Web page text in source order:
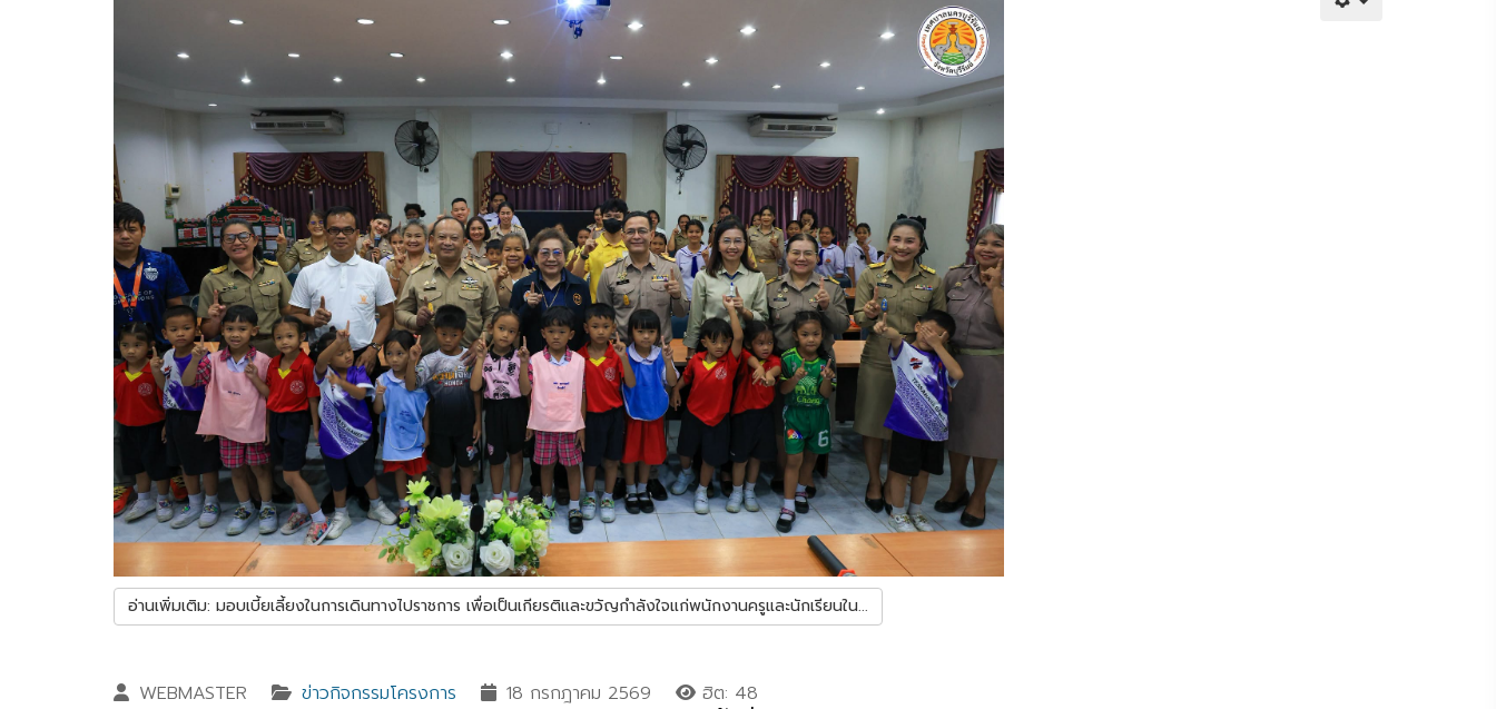
อ่านเพิ่มเติม: มอบเบี้ยเลี้ยงในการเดินทางไปราชการ เพื่อเป็นเกียรติและขวัญกำลังใจแก่พนักงานครูและนักเรียนใน...
WEBMASTER ข่าวกิจกรรมโครงการ 18 กรกฎาคม 2569 ฮิต: 48